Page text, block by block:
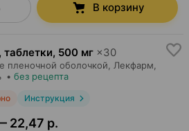
В корзину
, 500 мг ×30
пленочной оболочкой, Лекфарм
• без рецепта
Инструкция
22,47 р.